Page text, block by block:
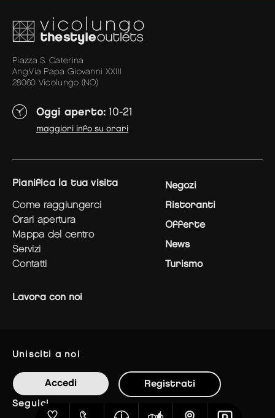
Piazza S. Caterina
Ang.Via Papa Giovanni XXIII
28060 Vicolungo (NO)
Oggi aperto: 10-21
maggiori info su orari
pianifica la tua visita
come raggiungerci
orari apertura
mappa del centro
servizi
contatti
Negozi
Ristoranti
Offerte
News
Turismo
Lavora con noi
unisciti a noi
Accedi Registrati
seguici